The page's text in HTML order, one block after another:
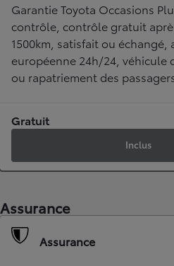
Garantie Toyota Occasions
contrôle, contrôle gratuit
1500km, satisfait ou échangé,
européenne 24h/24, véhicule
ou rapatriement des
Gratuit
Inclus
Assurance
Assurance